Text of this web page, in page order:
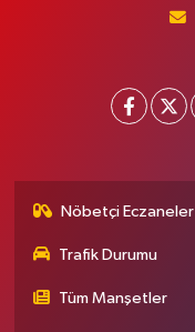
Nöbetçi Eczaneler
Trafik Durumu
Tüm Manşetler